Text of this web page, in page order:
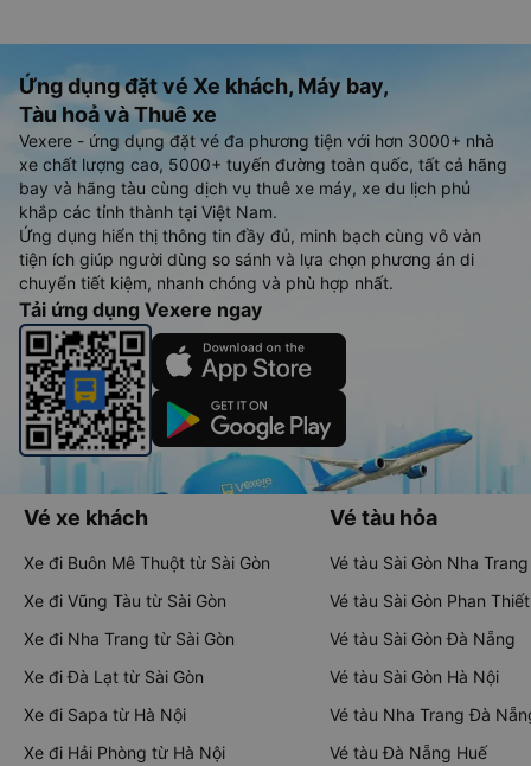
Ứng dụng đặt vé Xe khách, Máy bay,
Tàu hoả và Thuê xe
Vexere - ứng dụng đặt vé đa phương tiện với hơn 3000+ nhà
xe chất lượng cao, 5000+ tuyến đường toàn quốc, tất cả hãng
bay và hãng tàu cùng dịch vụ thuê xe máy, xe du lịch phủ
khắp các tỉnh thành tại Việt Nam.
Ứng dụng hiển thị thông tin đầy đủ, minh bạch cùng vô vàn
tiện ích giúp người dùng so sánh và lựa chọn phương án di
chuyển tiết kiệm, nhanh chóng và phù hợp nhất.
Tải ứng dụng Vexere ngay
Vé xe khách
Xe đi Buôn Mê Thuột từ Sài Gòn
Xe đi Vũng Tàu từ Sài Gòn
Xe đi Nha Trang từ Sài Gòn
Xe đi Đà Lạt từ Sài Gòn
Xe đi Sapa từ Hà Nội
Xe đi Hải Phòng từ Hà Nội
Vé tàu hỏa
Vé tàu Sài Gòn Nha Trang
Vé tàu Sài Gòn Phan Thiết
Vé tàu Sài Gòn Đà Nẵng
Vé tàu Sài Gòn Hà Nội
Vé tàu Nha Trang Đà
Vé tàu Đà Nẵng Huế